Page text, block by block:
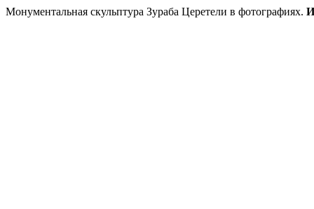
Монументальная скульптура Зураба Церетели в фотографиях.